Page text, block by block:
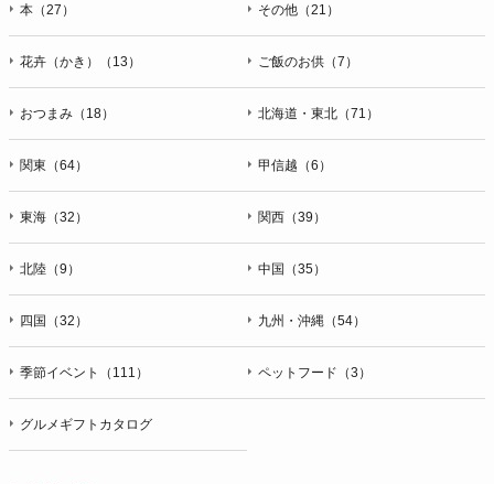
本（27） その他（21）
花卉（かき）（13） ご飯のお供（7）
おつまみ（18） 北海道・東北（71）
関東（64） 甲信越（6）
東海（32） 関西（39）
北陸（9） 中国（35）
四国（32） 九州・沖縄（54）
季節イベント（111） ペットフード（3）
グルメギフトカタログ